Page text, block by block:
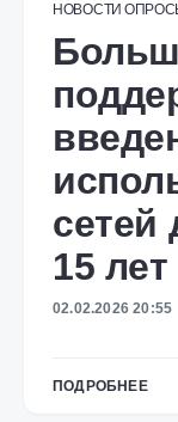
НОВОСТИ
15 лет
02.02.2026 20:55
ПОДРОБНЕЕ